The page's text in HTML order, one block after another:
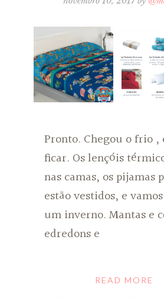
Pronto. Chegou o frio ,
ficar. Os lençóis
nas camas, os pijamas
estão vestidos, e
um inverno. Mantas e
edredons e
READ MORE